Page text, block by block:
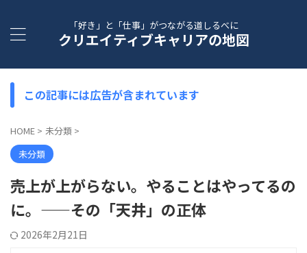
「好き」と「仕事」がつながる道しるべに
クリエイティブキャリアの地図
この記事には広告が含まれています
HOME > 未分類 >
未分類
売上が上がらない。やることはやってるの
に。——その「天井」の正体
2026年2月21日